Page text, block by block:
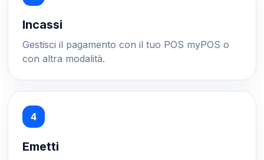
Incassi
Gestisci il pagamento con il tuo POS myPOS o
con altra modalità.
Emetti